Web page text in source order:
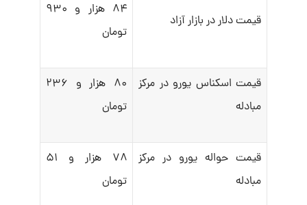
قیمت دلار در بازار آزاد
۸۴ هزار و ۹۳۰
تومان
قیمت اسکناس یورو در مرکز
مبادله
۸۰ هزار و ۲۳۶
تومان
قیمت حواله یورو در مرکز
مبادله
۷۸ هزار و ۵۱
تومان